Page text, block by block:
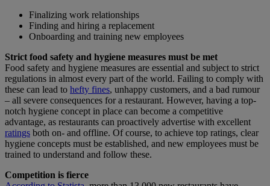
Finalizing work relationships
Finding and hiring a replacement
Onboarding and training new employees
Strict food safety and hygiene measures must be met
Food safety and hygiene measures are essential and subject to strict
regulations in almost every part of the world. Failing to comply with
these can lead to hefty fines, unhappy customers, and a bad rumour
– all severe consequences for a restaurant. However, having a top-
notch hygiene concept in place can become a competitive
advantage, as restaurants can proactively advertise with excellent
ratings both on- and offline. Of course, to achieve top ratings, clear
hygiene concepts must be established, and new employees must be
trained to understand and follow these.
Competition is fierce